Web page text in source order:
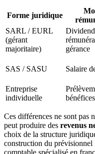
Forme juridique
SARL / EURL
(gérant
majoritaire)
gérance
SAS / SASU Salaire
Entreprise
individuelle
bénéfices
Ces différences ne sont pas
peut produire des revenus
choix de la structure
construction du prévisionnel